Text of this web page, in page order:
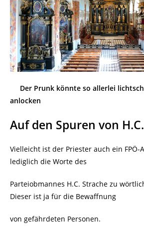
Der Prunk könnte so allerlei
anlocken
Auf den Spuren von
Vielleicht ist der Priester auch ein
lediglich die Worte des
Parteiobmannes H.C. Strache zu
Dieser ist ja für die Bewaffnung
von gefährdeten Personen.